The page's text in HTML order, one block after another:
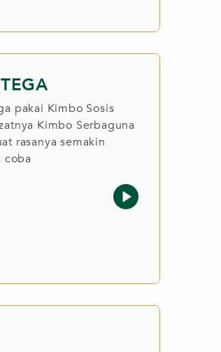
pakai Kimbo Sosis
Kimbo Serbaguna
rasanya semakin
coba